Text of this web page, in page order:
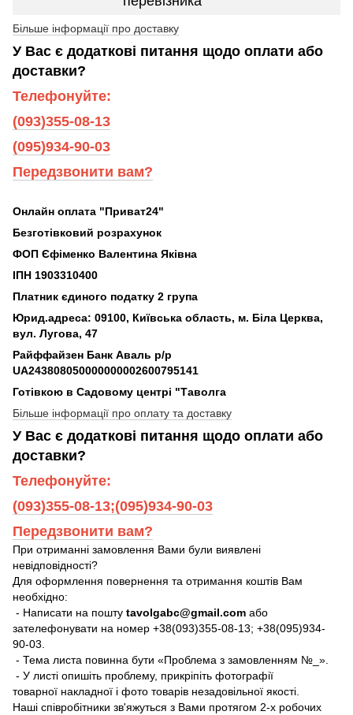
Більше інформації про доставку
У Вас є додаткові питання щодо оплати або
доставки?
Телефонуйте:
(093)355-08-13
(095)934-90-03
Передзвонити вам?
Онлайн оплата "Приват24"
Безготівковий розрахунок
ФОП Єфіменко Валентина Яківна
ІПН 1903310400
Платник єдиного податку 2 група
Юрид.адреса: 09100, Київська область, м. Біла Церква,
вул. Лугова, 47
Райффайзен Банк Аваль р/р
UA243808050000000002600795141
Готівкою в Садовому центрі "Таволга
Більше інформації про оплату та доставку
У Вас є додаткові питання щодо оплати або
доставки?
Телефонуйте:
(093)355-08-13;(095)934-90-03
Передзвонити вам?
При отриманні замовлення Вами були виявлені
невідповідності?
Для оформлення повернення та отримання коштів Вам
необхідно:
- Написати на пошту tavolgabc@gmail.com або
зателефонувати на номер +38(093)355-08-13; +38(095)934-
90-03.
- Тема листа повинна бути «Проблема з замовленням №_».
- У листі опишіть проблему, прикріпіть фотографії
товарної накладної і фото товарів незадовільної якості.
Наші співробітники зв'яжуться з Вами протягом 2-х робочих